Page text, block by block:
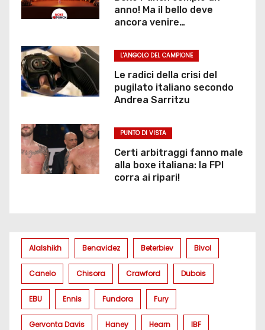
r
i
c
anno! Ma il bello deve
ancora venire…
L'ANGOLO DEL CAMPIONE
Le radici della crisi del
pugilato italiano secondo
Andrea Sarritzu
PUNTO DI VISTA
Certi arbitraggi fanno male
alla boxe italiana: la FPI
corra ai ripari!
Alalshikh Benavidez Beterbiev Bivol
Canelo Chisora Crawford Dubois
EBU Ennis Fundora Fury
Gervonta Davis Haney Hearn IBF